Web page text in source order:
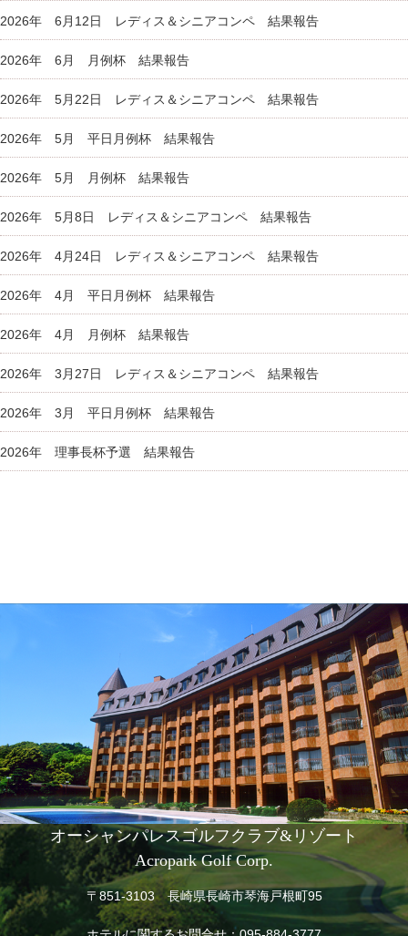
2026年 6月12日 レディス＆シニアコンペ 結果報告
2026年 6月 月例杯 結果報告
2026年 5月22日 レディス＆シニアコンペ 結果報告
2026年 5月 平日月例杯 結果報告
2026年 5月 月例杯 結果報告
2026年 5月8日 レディス＆シニアコンペ 結果報告
2026年 4月24日 レディス＆シニアコンペ 結果報告
2026年 4月 平日月例杯 結果報告
2026年 4月 月例杯 結果報告
2026年 3月27日 レディス＆シニアコンペ 結果報告
2026年 3月 平日月例杯 結果報告
2026年 理事長杯予選 結果報告
オーシャンパレスゴルフクラブ&リゾート
Acropark Golf Corp.
〒851-3103 長崎県長崎市琴海戸根町95